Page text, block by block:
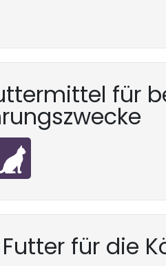
für
Futter für die